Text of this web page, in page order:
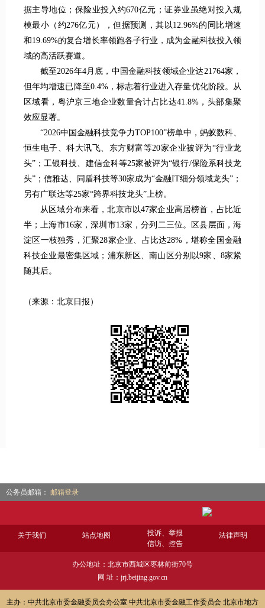
据主导地位；保险业投入约670亿元；证券业虽绝对投入规
模最小（约276亿元），但据预测，其以12.96%的同比增速
和19.69%的复合增长率领跑各子行业，成为金融科技投入领
域的高活跃赛道。
截至2026年4月底，中国金融科技领域企业达21764家，
但年均增速已降至0.4%，标志着行业进入存量优化阶段。从
区域看，粤沪京三地企业数量合计占比达41.8%，头部集聚
效应显著。
“2026中国金融科技竞争力TOP100”榜单中，蚂蚁数科、
恒生电子、科大讯飞、东方财富等20家企业被评为“行业龙
头”；工银科技、建信金科等25家被评为“银行/保险系科技龙
头”；信雅达、同盾科技等30家成为“金融IT细分领域龙头”；
另有广联达等25家“跨界科技龙头”上榜。
从区域分布来看，北京市以47家企业高居榜首，占比近
半；上海市16家，深圳市13家，分列二三位。区县层面，海
淀区一枝独秀，汇聚28家企业、占比达28%，堪称全国金融
科技企业最密集区域；浦东新区、南山区分别以9家、8家紧
随其后。
（来源：北京日报）
公务员邮箱： 邮箱登录
关于我们 站点地图
投诉、举报
信访、控告
法律声明
办公地址：北京市西城区枣林前街70号
网 址：jrj.beijing.gov.cn
主办：中共北京市委金融委员会办公室 中共北京市委金融工作委员会 北京市地方